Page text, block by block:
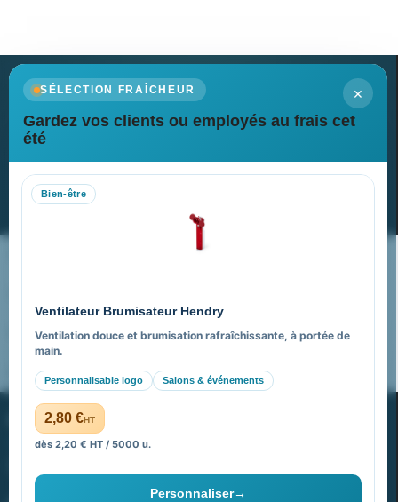
×
SÉLECTION FRAÎCHEUR
Gardez vos clients ou employés au frais cet
été
Bien-être
Ventilateur Brumisateur Hendry
Ventilation douce et brumisation rafraîchissante, à portée de
main.
Personnalisable logo Salons & événements
2,80 €HT
dès 2,20 € HT / 5000 u.
Personnaliser→
Newsletter
Recevez nos dernières nouvelles et nos offres spéciales
Nos expertises & accompagnement global
FAQ sur Promenoch Goodies Pub France
Pourquoi ça a marché à 100% pour moi ?
PROMENOCH GOODIES